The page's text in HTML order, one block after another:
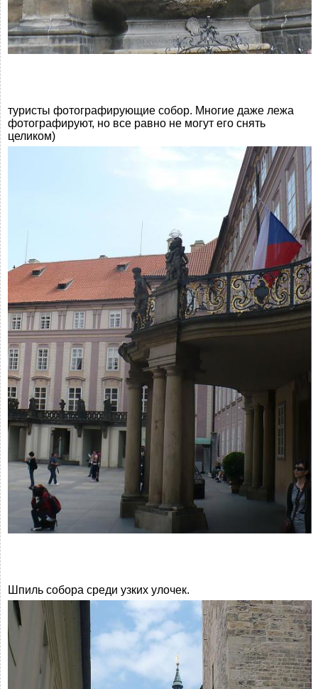
туристы фотографирующие собор. Многие даже лежа
фотографируют, но все равно не могут его снять
целиком)
Шпиль собора среди узких улочек.